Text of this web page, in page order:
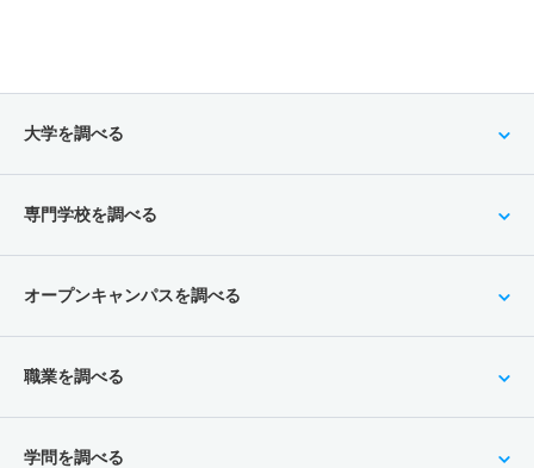
大学を調べる
専門学校を調べる
オープンキャンパスを調べる
職業を調べる
学問を調べる